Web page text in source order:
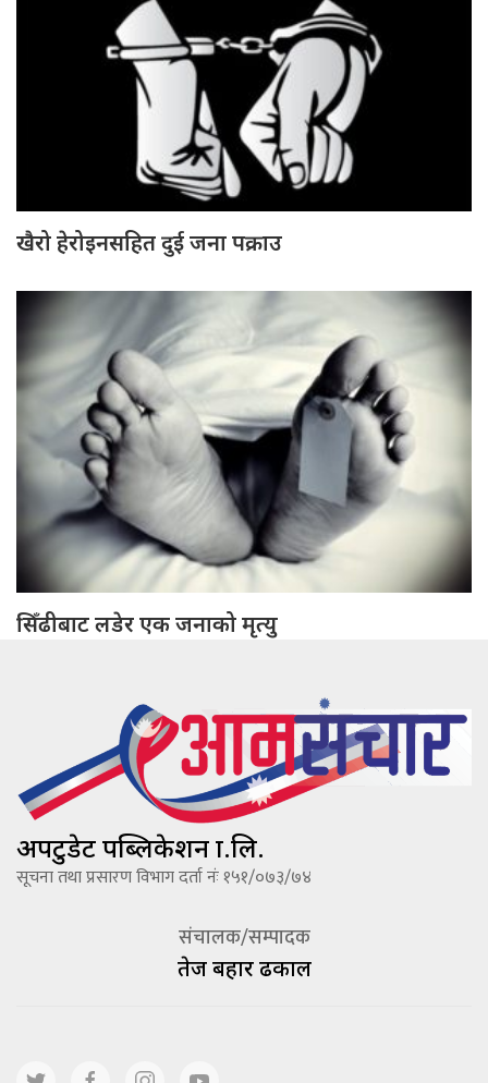
खैरो हेरोइनसहित दुई जना पक्राउ
सिँढीबाट लडेर एक जनाको मृत्यु
अपटुडेट पब्लिकेशन प्रा.लि.
सूचना तथा प्रसारण विभाग दर्ता नंः १५१/०७३/७४
संचालक/सम्पादक
तेज बहादूर ढकाल